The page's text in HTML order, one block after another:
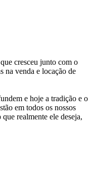
cresceu junto com o
na venda e locação de
e hoje a tradição e o
em todos os nossos
realmente ele deseja,